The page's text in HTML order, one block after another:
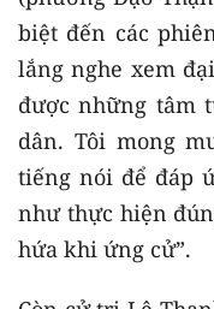
biệt đến các
lắng nghe xem
được những tâm
dân. Tôi mong
tiếng nói để đáp
như thực hiện
hứa khi ứng cử”.